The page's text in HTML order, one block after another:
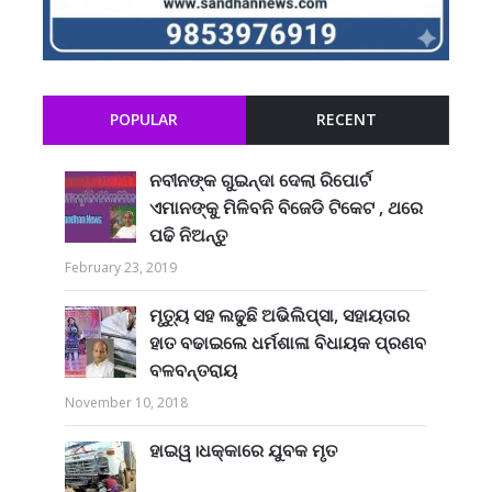
POPULAR RECENT
ନବୀନଙ୍କ ଗୁଇନ୍ଦା ଦେଲା ରିପୋର୍ଟ
ଏମାନଙ୍କୁ ମିଳିବନି ବିଜେଡି ଟିକେଟ , ଥରେ
ପଢି ନିଅନ୍ତୁ
February 23, 2019
ମୃତ୍ୟୁ ସହ ଲଢୁଛି ଅଭିଲିପ୍ସା, ସହାୟତାର
ହାତ ବଢାଇଲେ ଧର୍ମଶାଳା ବିଧାୟକ ପ୍ରଣବ
ବଳବନ୍ତରାୟ
November 10, 2018
ହାଇୱ।ଧକ୍କାରେ ଯୁବକ ମୃତ